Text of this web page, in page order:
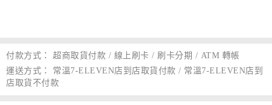
付款方式：
超商取貨付款 / 線上刷卡 / 刷卡分期 / ATM 轉帳
運送方式：
常溫7-ELEVEN店到店取貨付款 / 常溫7-ELEVEN店到
店取貨不付款